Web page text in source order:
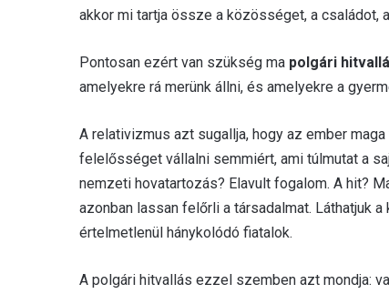
akkor mi tartja össze a közösséget, a családot,
Pontosan ezért van szükség ma polgári
amelyekre rá merünk állni, és amelyekre a
A relativizmus azt sugallja, hogy az ember
felelősséget vállalni semmiért, ami túlmutat a
nemzeti hovatartozás? Elavult fogalom. A hit?
azonban lassan felőrli a társadalmat. Láthatjuk
értelmetlenül hánykolódó fiatalok.
A polgári hitvallás ezzel szemben azt mondja: